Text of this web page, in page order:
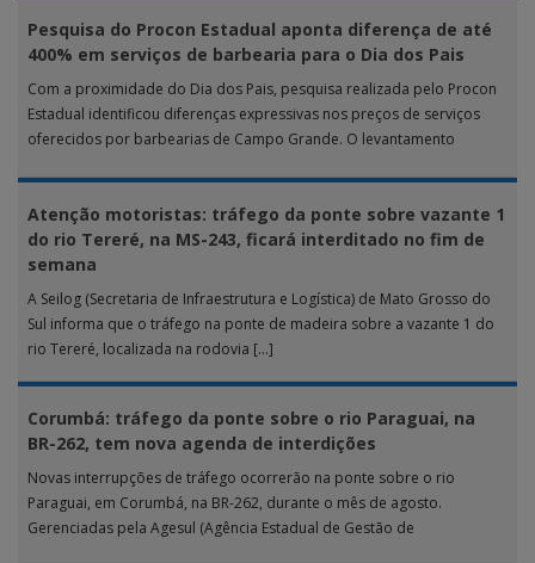
Pesquisa do Procon Estadual aponta diferença de até
400% em serviços de barbearia para o Dia dos Pais
Com a proximidade do Dia dos Pais, pesquisa realizada pelo Procon
Estadual identificou diferenças expressivas nos preços de serviços
oferecidos por barbearias de Campo Grande. O levantamento
Atenção motoristas: tráfego da ponte sobre vazante 1
do rio Tereré, na MS-243, ficará interditado no fim de
semana
A Seilog (Secretaria de Infraestrutura e Logística) de Mato Grosso do
Sul informa que o tráfego na ponte de madeira sobre a vazante 1 do
rio Tereré, localizada na rodovia […]
Corumbá: tráfego da ponte sobre o rio Paraguai, na
BR-262, tem nova agenda de interdições
Novas interrupções de tráfego ocorrerão na ponte sobre o rio
Paraguai, em Corumbá, na BR-262, durante o mês de agosto.
Gerenciadas pela Agesul (Agência Estadual de Gestão de